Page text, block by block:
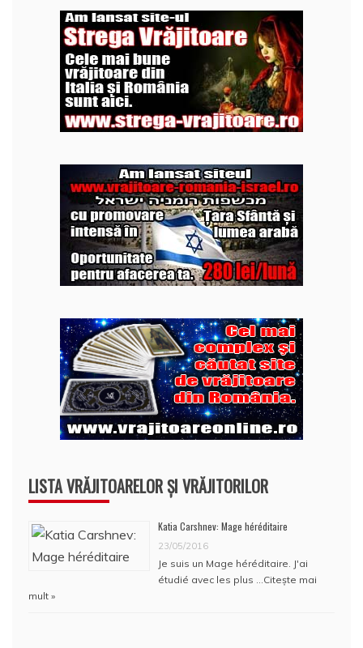
LISTA VRĂJITOARELOR ȘI VRĂJITORILOR
Katia Carshnev: Mage héréditaire
23/05/2016
Je suis un Mage héréditaire. J'ai
étudié avec les plus …Citește mai
mult »